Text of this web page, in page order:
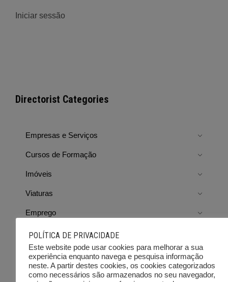
Iniciar sessão
Directorist Categories
Empresas e Serviços
Cursos de Formação
Imóveis
Viaturas
Emprego
Ferramentas e Equipamentos
Diversos
Leilões e outras vendas
POLÍTICA DE PRIVACIDADE
Este website pode usar cookies para melhorar a sua
experiência enquanto navega e pesquisa informação
neste. A partir destes cookies, os cookies categorizados
como necessários são armazenados no seu navegador,